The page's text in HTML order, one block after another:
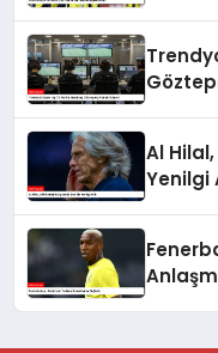
Al
Yenilgi